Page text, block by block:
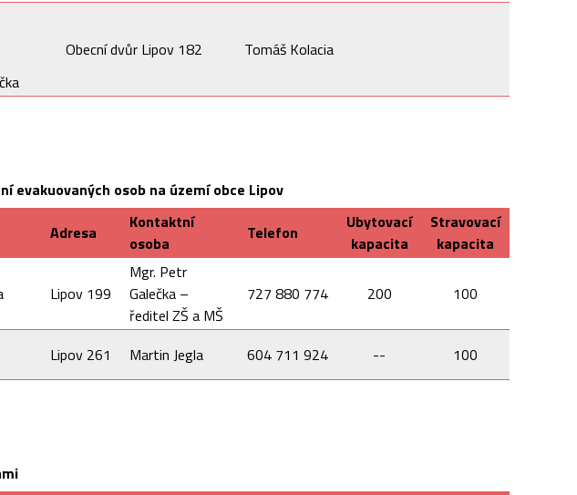
Obecní dvůr Lipov 182 Tomáš Kolacia
evakuovaných osob na území obce Lipov
Adresa
Kontaktní
osoba
Telefon
Ubytovací
kapacita
Stravovací
kapacita
Lipov 199
Mgr. Petr
Galečka –
ředitel ZŠ a MŠ
727 880 774 200 100
Lipov 261 Martin Jegla 604 711 924 -- 100